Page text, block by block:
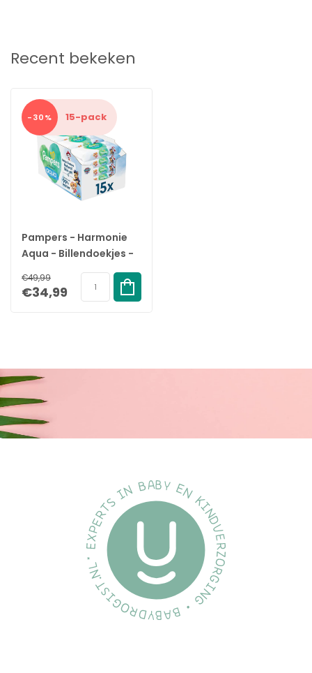
Recent bekeken
-30% 15-pack
Pampers - Harmonie
Aqua - Billendoekjes -
Paw Patrol - 15 x 48
stuks (720 doekjes)
€49,99
€34,99